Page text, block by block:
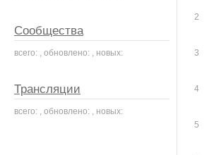
2
3
4
5
Сообщества
всего: , обновлено: , новых:
Трансляции
всего: , обновлено: , новых: